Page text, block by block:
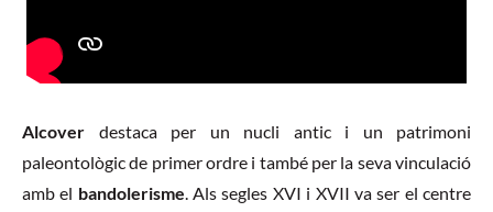
Alcover destaca per un nucli antic i un patrimoni
paleontològic de primer ordre i també per la seva vinculació
amb el bandolerisme. Als segles XVI i XVII va ser el centre